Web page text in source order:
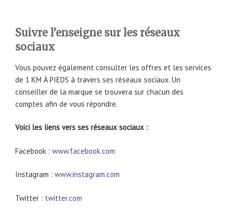
Suivre l’enseigne sur les réseaux
sociaux
Vous pouvez également consulter les offres et les services
de 1 KM À PIEDS à travers ses réseaux sociaux. Un
conseiller de la marque se trouvera sur chacun des
comptes afin de vous répondre.
Voici les liens vers ses réseaux sociaux :
Facebook : www.facebook.com
Instagram : www.instagram.com
Twitter : twitter.com